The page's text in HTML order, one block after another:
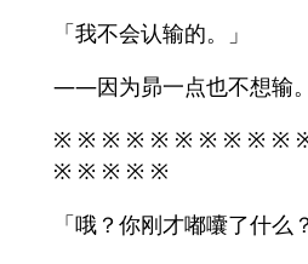
「我不会认输的。」
——因为昴一点也不想输。
※ ※ ※ ※ ※ ※ ※ ※ ※ ※
※ ※ ※ ※ ※
「哦？你刚才嘟囔了什么